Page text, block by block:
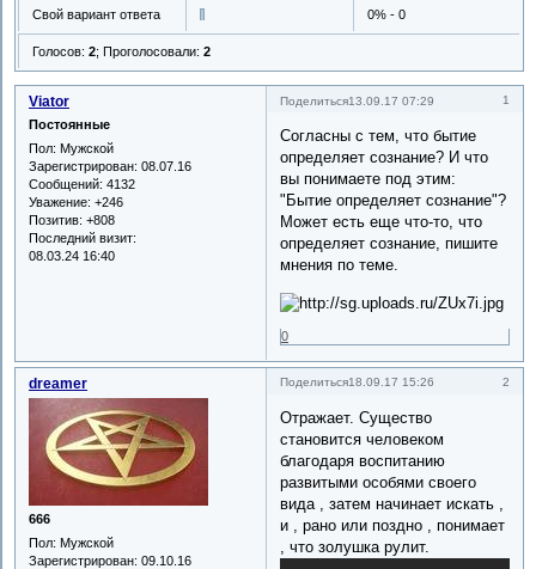
Свой вариант ответа 0% - 0
Голосов:2;Проголосовали:2
Поделиться 1
13.09.17 07:29
Viator
Постоянные
Пол: Мужской
Зарегистрирован: 08.07.16
Сообщений: 4132
Уважение: +246
Позитив: +808
Последний визит:
08.03.24 16:40
Согласны с тем, что бытие
определяет сознание? И что
вы понимаете под этим:
"Бытие определяет сознание"?
Может есть еще что-то, что
определяет сознание, пишите
мнения по теме.
0
Поделиться 2
18.09.17 15:26
dreamer
666
Пол: Мужской
Зарегистрирован: 09.10.16
Отражает. Существо
становится человеком
благодаря воспитанию
развитыми особями своего
вида , затем начинает искать ,
и , рано или поздно , понимает
, что золушка рулит.